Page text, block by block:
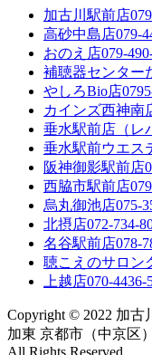
加古川駅前店
高砂中島店079-
おのえ店079-
補聴器センター
やしろBio店
カインズ西神南
垂水駅前店（レ
垂水駅前ウエス
阪神御影駅前店
西脇市駅前店
烏丸御池店075-
北摂店072-734-
名谷駅前店078-
聴こえのサロン
上越店070-4436-
Copyright © 2022 加
加東 京都市（中京区